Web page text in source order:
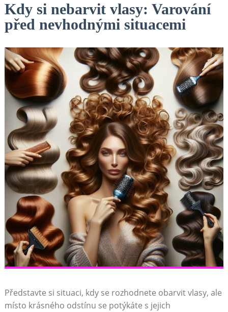
Kdy si nebarvit vlasy: Varování
před nevhodnými situacemi
Představte⁢ si situaci, kdy⁤ se rozhodnete‍ obarvit vlasy, ale
místo krásného odstínu​ se‍ potýkáte s jejich